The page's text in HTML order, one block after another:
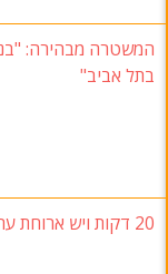
המשטרה מבהירה:
בתל אביב"
20 דקות ויש ארוחת ערב: סלט העוף המושלם למוצאי שבת